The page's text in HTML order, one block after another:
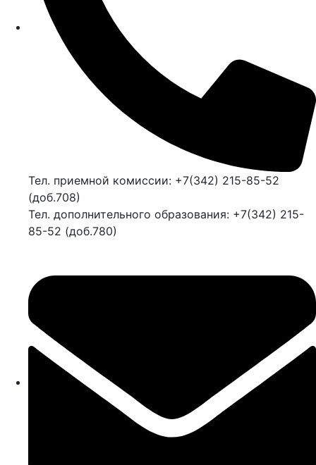
Тел. приемной комиссии: +7(342) 215-85-52
(доб.708)
Тел. дополнительного образования: +7(342) 215-
85-52 (доб.780)